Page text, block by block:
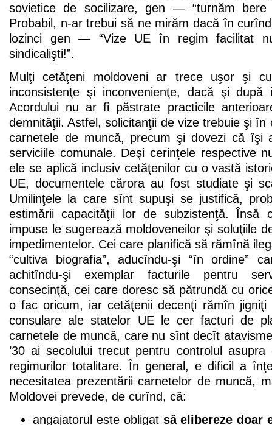
sovietice de socilizare, gen — “turnăm bere
Probabil, n-ar trebui să ne mirăm dacă în
lozinci gen — “Vize UE în regim facilitat
sindicalişti!”.
Mulţi cetăţeni moldoveni ar trece uşor şi
inconsistenţe şi inconvenienţe, dacă şi
Acordului nu ar fi păstrate practicile
demnităţii. Astfel, solicitanţii de vize trebuie şi în
carnetele de muncă, precum şi dovezi că îşi
serviciile comunale. Deşi cerinţele respective
ele se aplică inclusiv cetăţenilor cu o vastă
UE, documentele cărora au fost studiate şi
Umilinţele la care sînt supuşi se justifică,
estimării capacităţii lor de subzistenţă. Însă
impuse le sugerează moldoveneilor şi soluţiile
impedimentelor. Cei care planifică să rămînă
“cultiva biografia”, aducîndu-şi “în ordine”
achitîndu-şi exemplar facturile pentru
consecinţă, cei care doresc să pătrundă cu
o fac oricum, iar cetăţenii decenţi rămîn jigniţi
consulare ale statelor UE le cer facturi de
carnetele de muncă, care nu sînt decît
’30 ai secolului trecut pentru controlul
regimurilor totalitare. În general, e dificil a
necesitatea prezentării carnetelor de muncă,
Moldovei prevede, de curînd, că:
angajatorul este obligat să elibereze doar